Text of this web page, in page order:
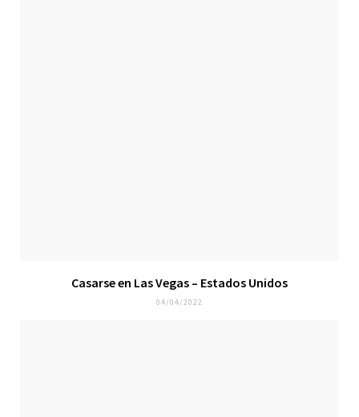
Casarse en Las Vegas – Estados Unidos
04/04/2022